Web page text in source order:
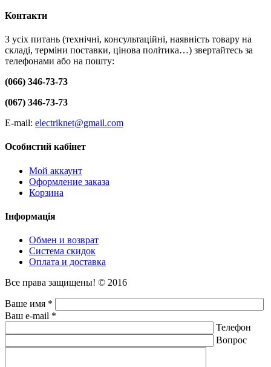
Контакти
З усіх питань (технічні, консультаційні, наявність товару на
складі, терміни поставки, цінова політика…) звертайтесь за
телефонами або на пошту:
(066) 346-73-73
(067) 346-73-73
E-mail: electriknet@gmail.com
Особистий кабінет
Мой аккаунт
Оформление заказа
Корзина
Інформація
Обмен и возврат
Система скидок
Оплата и доставка
Все права защищены! © 2016
Ваше имя *
Ваш e-mail *
Телефон
Вопрос